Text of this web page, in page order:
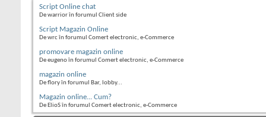
Script Online chat
De warrior în forumul Client side
Script Magazin Online
De wrc în forumul Comert electronic, e-Commerce
promovare magazin online
De eugeno în forumul Comert electronic, e-Commerce
magazin online
De flory în forumul Bar, lobby...
Magazin online... Cum?
De ElioS în forumul Comert electronic, e-Commerce